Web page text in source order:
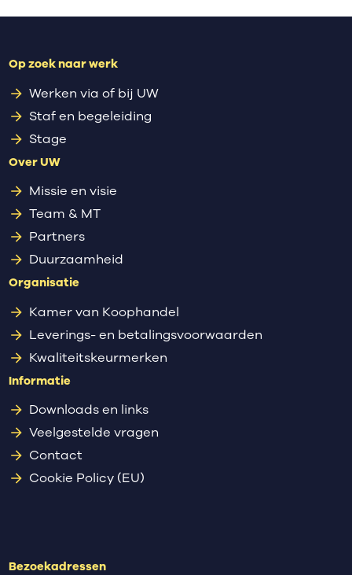
Op zoek naar werk
Werken via of bij UW
Staf en begeleiding
Stage
Over UW
Missie en visie
Team & MT
Partners
Duurzaamheid
Organisatie
Kamer van Koophandel
Leverings- en betalingsvoorwaarden
Kwaliteitskeurmerken
Informatie
Downloads en links
Veelgestelde vragen
Contact
Cookie Policy (EU)
Bezoekadressen